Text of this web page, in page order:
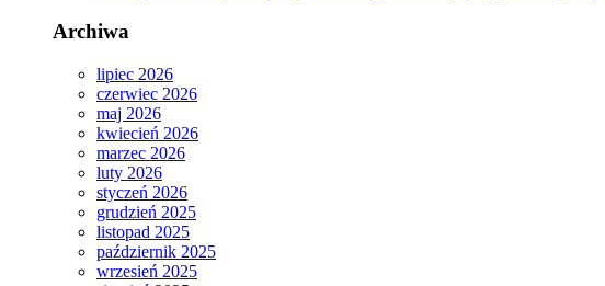
Archiwa
lipiec 2026
czerwiec 2026
maj 2026
kwiecień 2026
marzec 2026
luty 2026
styczeń 2026
grudzień 2025
listopad 2025
październik 2025
wrzesień 2025